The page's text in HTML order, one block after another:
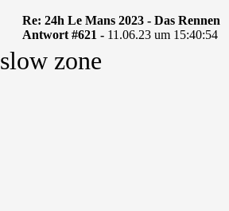
Re: 24h Le Mans 2023 - Das Rennen
Antwort #621 - 11.06.23 um 15:40:54
slow zone